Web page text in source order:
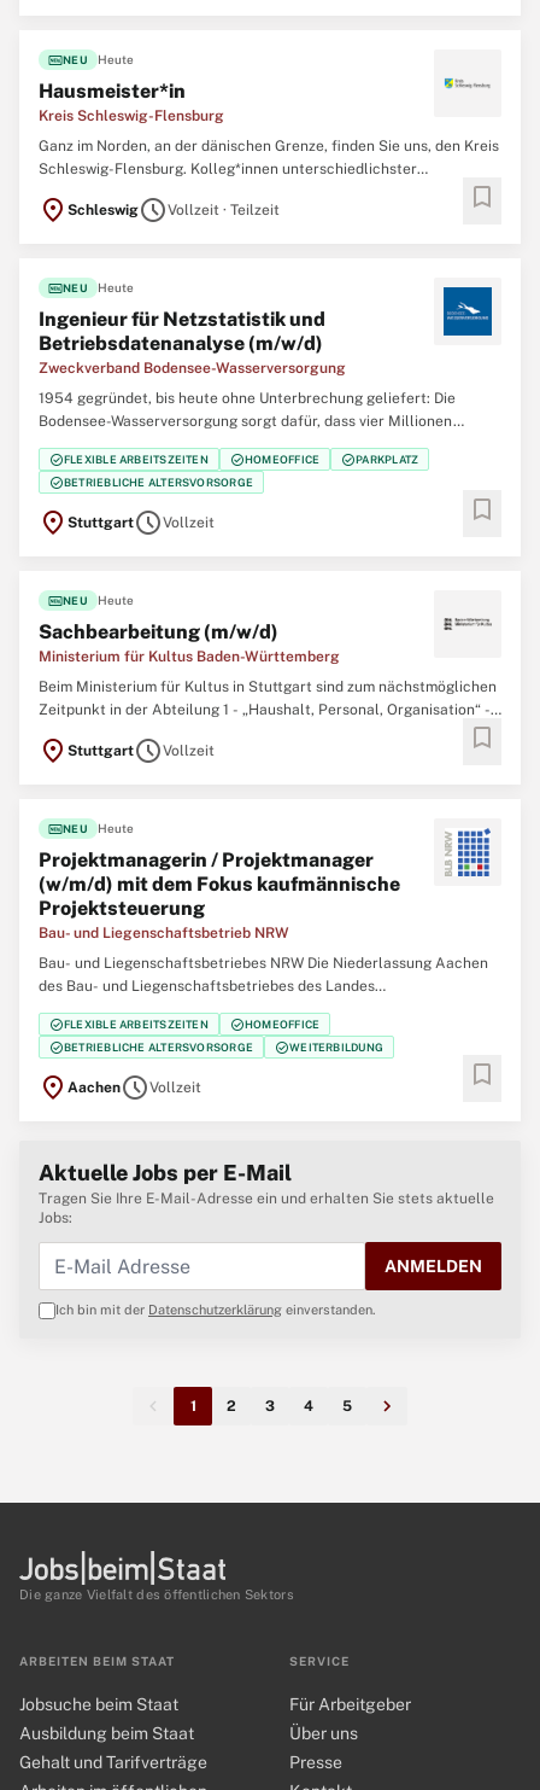
fiber_newNEU Heute
Hausmeister*in
Kreis Schleswig-Flensburg
Ganz im Norden, an der dänischen Grenze, finden Sie uns, den Kreis
Schleswig-Flensburg. Kolleg*innen unterschiedlichster
Kreis. Werden Sie Teil unseres Teams und gestalten Sie Ihre
location_on SchleswigscheduleVollzeit · Teilzeit bookmark
fiber_newNEU Heute
Ingenieur für Netzstatistik und
Betriebsdatenanalyse (m/w/d)
Zweckverband Bodensee-Wasserversorgung
1954 gegründet, bis heute ohne Unterbrechung geliefert: Die
Bodensee-Wasserversorgung sorgt dafür, dass vier Millionen
Menschen in Baden-Württemberg qualitativ bestes Trinkwasser aus
dem Bodensee erhalten. Tag für Tag. Rund um die Uhr. Wir suchen
für unseren Bereich Verteilbetriebe
check_circleFLEXIBLE ARBEITSZEITEN check_circleHOMEOFFICE check_circlePARKPLATZ
check_circleBETRIEBLICHE ALTERSVORSORGE
location_on StuttgartscheduleVollzeit bookmark
fiber_newNEU Heute
Sachbearbeitung (m/w/d)
Ministerium für Kultus Baden-Württemberg
Beim Ministerium für Kultus in Stuttgart sind zum nächstmöglichen
Zeitpunkt in der Abteilung 1 - „Haushalt, Personal, Organisation“ -
besetzen: Sachbearbeitung (m/w/d) des gehobenen Dienstes
location_on StuttgartscheduleVollzeit bookmark
fiber_newNEU Heute
Projektmanagerin / Projektmanager
(w/m/d) mit dem Fokus kaufmännische
Projekt­steuerung
Bau- und Liegenschaftsbetrieb NRW
Bau- und Liegenschaftsbetriebes NRW Die Niederlassung Aachen
des Bau- und Liegenschaftsbetriebes des Landes
Nordrhein‑Westfalen (BLB NRW) sucht zum nächstmöglichen
Zeitpunkt eine/einen Projektmanagerin / Projektmanager (w/m/d)
mit dem Fokus kaufmännische Projektsteuerung Der Bau-
check_circleFLEXIBLE ARBEITSZEITEN check_circleHOMEOFFICE
check_circleBETRIEBLICHE ALTERSVORSORGE check_circleWEITERBILDUNG
location_on AachenscheduleVollzeit bookmark
Aktuelle Jobs per E-Mail
Tragen Sie Ihre E-Mail-Adresse ein und erhalten Sie stets aktuelle
Jobs:
ANMELDEN
Ich bin mit der Datenschutzerklärung einverstanden.
1 2 3 4 5
Die ganze Vielfalt des öffentlichen Sektors
ARBEITEN BEIM STAAT
Jobsuche beim Staat
Ausbildung beim Staat
Gehalt und Tarifverträge
SERVICE
Für Arbeitgeber
Über uns
Presse